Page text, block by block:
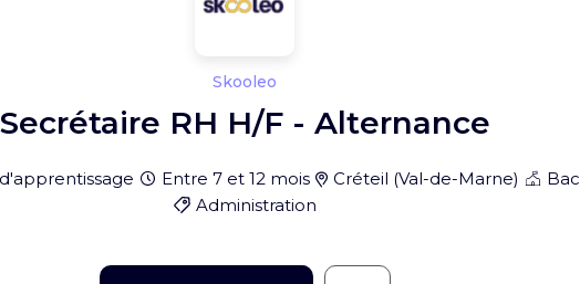
Skooleo
Secrétaire RH H/F - Alternance
Entre 7 et 12 mois Créteil (Val-de-Marne)
Bac
Administration